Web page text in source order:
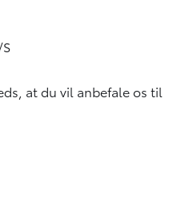
at du vil anbefale os til